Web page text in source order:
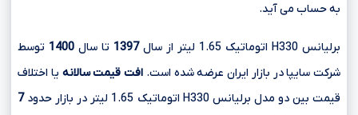
به حساب می آید.
برلیانس H330 اتوماتیک 1.65 لیتر از سال 1397 تا سال 1400 توسط
شرکت سایپا در بازار ایران عرضه شده است. افت قیمت سالانه یا اختلاف
قیمت بین دو مدل برلیانس H330 اتوماتیک 1.65 لیتر در بازار حدود
7